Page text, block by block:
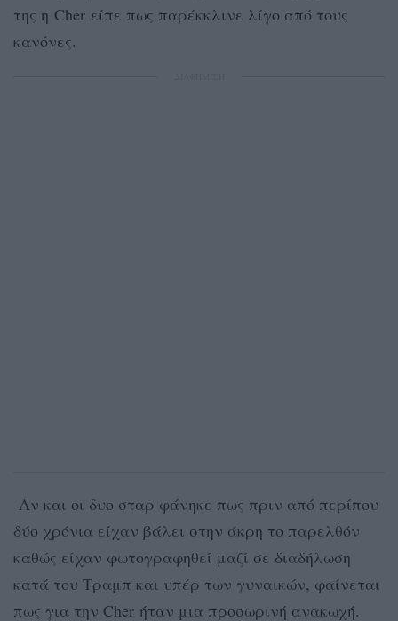
της η Cher είπε πως παρέκκλινε λίγο από τους
κανόνες.
Αν και οι δυο σταρ φάνηκε πως πριν από περίπου
δύο χρόνια είχαν βάλει στην άκρη το παρελθόν
καθώς είχαν φωτογραφηθεί μαζί σε διαδήλωση
κατά του Τραμπ και υπέρ των γυναικών, φαίνεται
πως για την Cher ήταν μια προσωρινή ανακωχή.